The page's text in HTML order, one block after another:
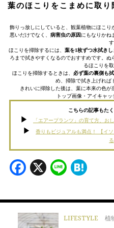
葉のほこりをこまめに取り
飾りっ放しにしていると、観葉植物にほこ
悪いだけでなく、 病害虫の原因にもなりかね
す
ほこりを掃除するには、 葉を1枚ずつ水拭きし
ろまで拭きやすくなるのでおすすめです。
るほこりを
ほこりを掃除するときは、 必ず葉の裏側も拭
め、掃除で拭き上げれば
きれいに掃除した後は、葉に本来の色が
トップ画像・アイキャッ
こちらの記事もた
「エアープランツ」の育て方、お
香りもビジュアルも満点！ 【イ
る
Facebook
X Line
LIFESTYLE 植